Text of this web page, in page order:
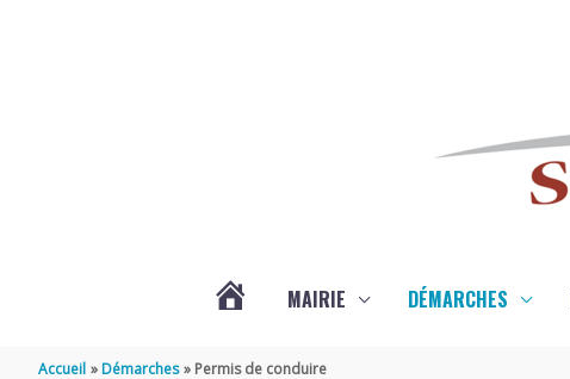
MAIRIE DÉMARCHES
Accueil Démarches Permis de conduire